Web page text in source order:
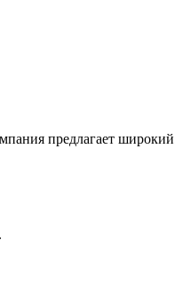
предлагает